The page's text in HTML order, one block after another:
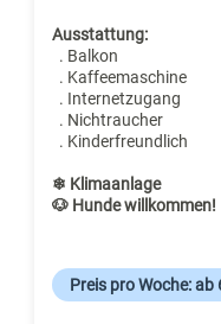
Ausstattung:
. Balkon
. Kaffeemaschine
. Internetzugang
. Nichtraucher
. Kinderfreundlich
❄ Klimaanlage
🐶 Hunde willkommen!
Preis pro Woche: ab